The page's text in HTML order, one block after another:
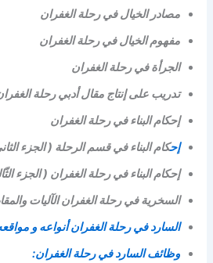
مصادر الخيال في رحلة الغفران
مفهوم الخيال في رحلة الغفران
الجرأة في رحلة الغفران
تدريب على إنتاج مقال أدبي رحلة
إحكام البناء في رحلة الغفران
إحكام البناء في قسم الرحلة ( الجزء
إحكام البناء في رحلة الغفران ( الجزء
السخرية في رحلة الغفران الآليات
السارد في رحلة الغفران أنواعه و
وظائف السارد في رحلة الغفران: